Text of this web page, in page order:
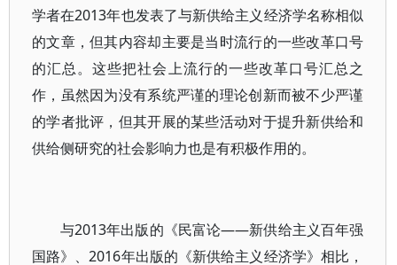
学者在2013年也发表了与新供给主义经济学名称相似
的文章，但其内容却主要是当时流行的一些改革口号
的汇总。这些把社会上流行的一些改革口号汇总之
作，虽然因为没有系统严谨的理论创新而被不少严谨
的学者批评，但其开展的某些活动对于提升新供给和
供给侧研究的社会影响力也是有积极作用的。
与2013年出版的《民富论——新供给主义百年强
国路》、2016年出版的《新供给主义经济学》相比，